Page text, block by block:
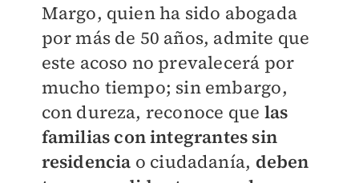
Margo, quien ha sido abogada
por más de 50 años, admite que
este acoso no prevalecerá por
mucho tiempo; sin embargo,
con dureza, reconoce que las
familias con integrantes sin
residencia o ciudadanía, deben